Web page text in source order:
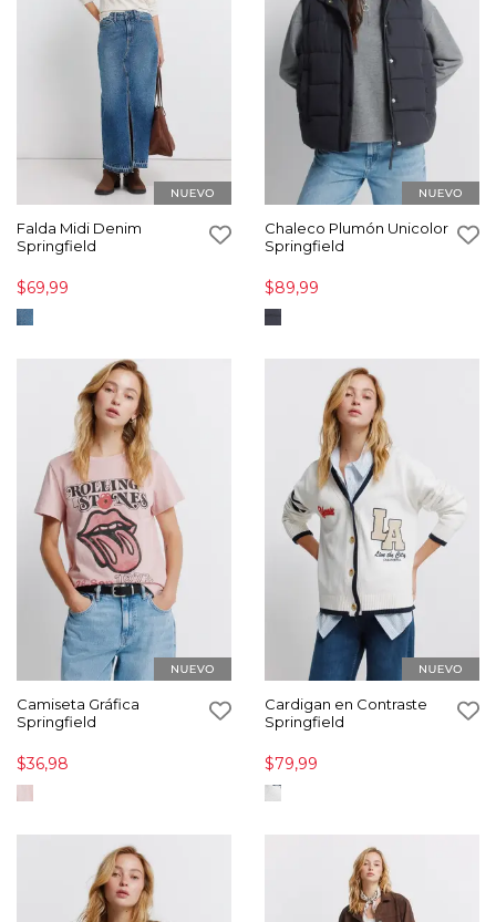
Falda Midi Denim
Springfield
$69,99
Chaleco Plumón Unicolor
Springfield
$89,99
Camiseta Gráfica
Springfield
$36,98
Cardigan en Contraste
Springfield
$79,99